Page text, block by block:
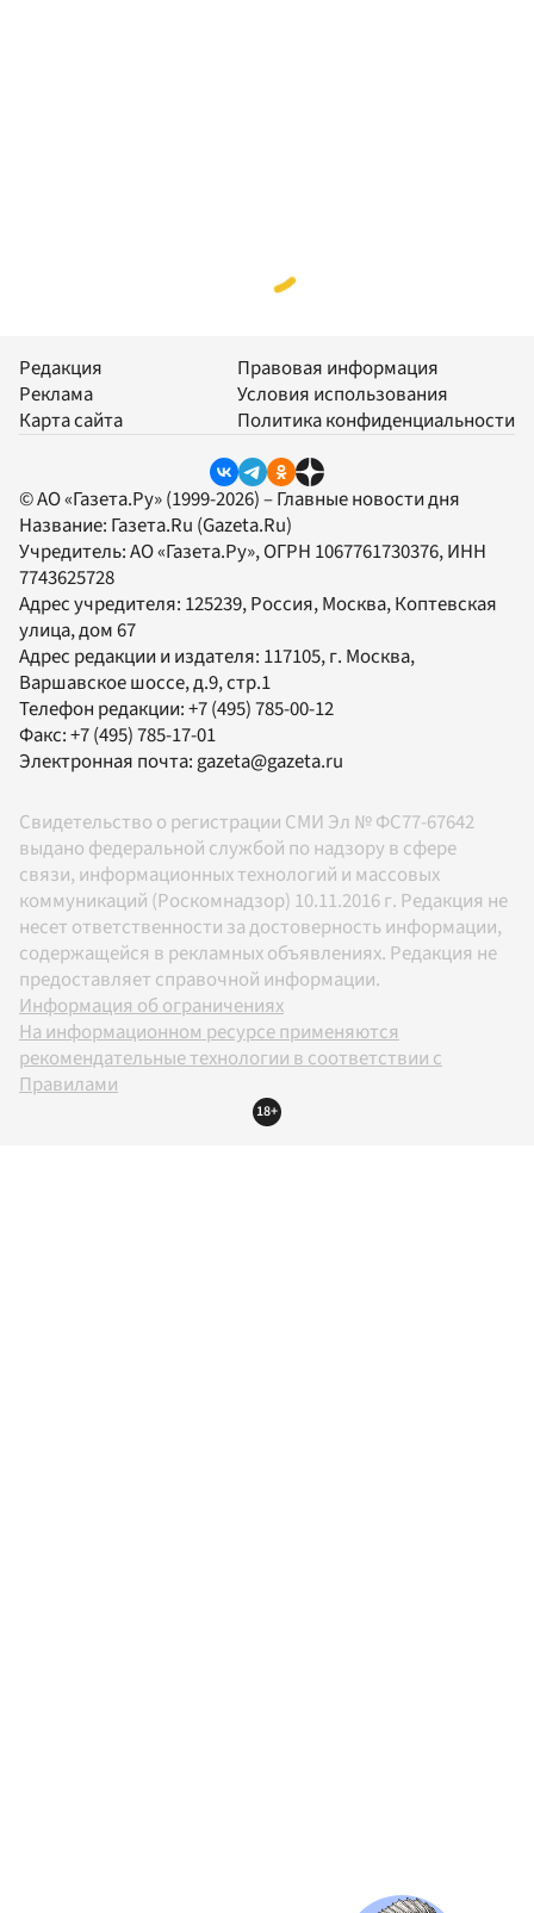
Редакция
Реклама
Карта сайта
Правовая информация
Условия использования
Политика конфиденциальности
© АО «Газета.Ру» (1999-2026) – Главные новости дня
Название: Газета.Ru (Gazeta.Ru)
Учредитель:АО «Газета.Ру», ОГРН 1067761730376, ИНН
7743625728
Адрес учредителя: 125239, Россия, Москва, Коптевская
улица, дом 67
Адрес редакции и издателя: 117105, г. Москва,
Варшавское шоссе, д.9, стр.1
Телефон редакции:+7 (495) 785-00-12
Факс:+7 (495) 785-17-01
Электронная почта:gazeta@gazeta.ru
Свидетельство о регистрации СМИ Эл № ФС77-67642
выдано федеральной службой по надзору в сфере
связи, информационных технологий и массовых
коммуникаций (Роскомнадзор) 10.11.2016 г. Редакция не
несет ответственности за достоверность информации,
содержащейся в рекламных объявлениях. Редакция не
предоставляет справочной информации.
Информация об ограничениях
На информационном ресурсе применяются
рекомендательные технологии в соответствии с
Правилами
18+